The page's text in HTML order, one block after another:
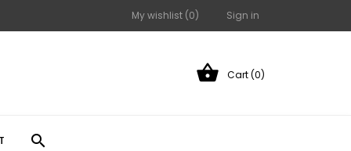
My wishlist (0) Sign in
 Cart (0)
